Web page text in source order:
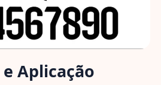
Aplicação